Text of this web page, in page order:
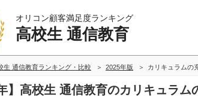
オリコン顧客満足度ランキング
高校生 通信教育
生 通信教育ランキング・比較 2025年版 カリキュラムの
】高校生 通信教育のカリキュラ